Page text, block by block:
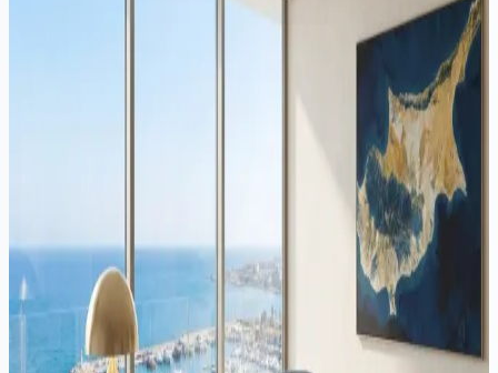
Mudarse a Chipre desde Polonia: guía de impuestos, residencia
Reubicarse de Polonia a Chipre requiere una planificación
coordinada en ambas jurisdicciones. Esta guía cubre el impuesto de
salida polaco, la baja, el Yellow Slip, el estatus Non-Dom en Chipre,
la regla revisada de 60 días y la estructuración de empresas en
Inmigración·9 min de lectura
Conversión de licencia de conducir en Chipre: guía 2026
La mayoría de los residentes extranjeros que planean seguir